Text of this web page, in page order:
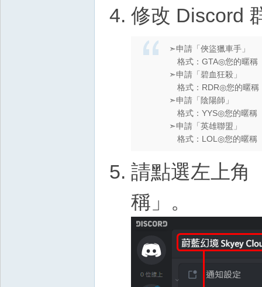
修改 Discord
➣申請「俠盜獵車手」
格式：GTA◎您的暱稱
➣申請「碧血狂殺」
格式：RDR◎您的暱稱
➣申請「陰陽師」
格式：YYS◎您的暱稱
➣申請「英雄聯盟」
格式：LOL◎您的暱稱
請點選左上角
稱」。